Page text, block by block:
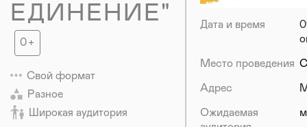
ЕДИНЕНИЕ"
Свой формат
Разное
Широкая аудитория
Дата и время
Место проведения
Адрес
Ожидаемая